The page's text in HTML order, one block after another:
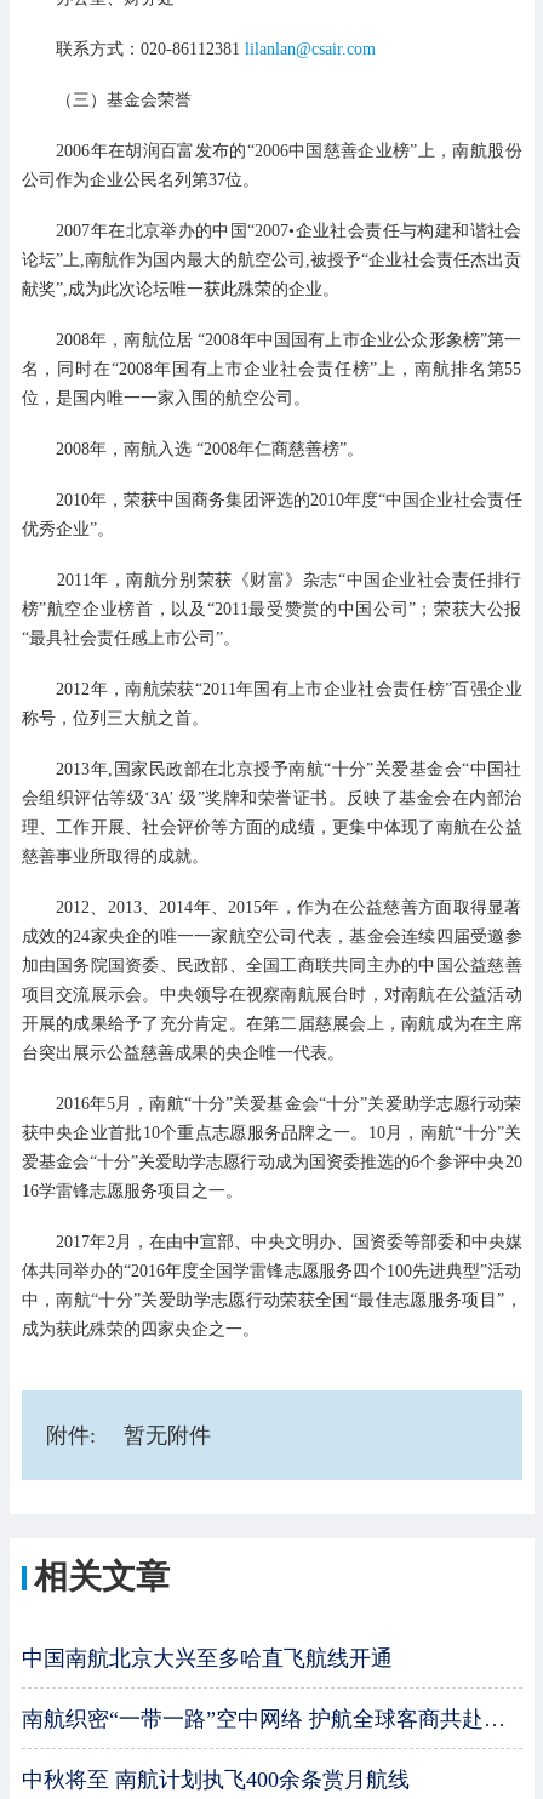
联系方式：020-86112381 lilanlan@csair.com
（三）基金会荣誉
2006年在胡润百富发布的“2006中国慈善企业榜”上，南航股份
公司作为企业公民名列第37位。
2007年在北京举办的中国“2007•企业社会责任与构建和谐社会
论坛”上,南航作为国内最大的航空公司,被授予“企业社会责任杰出贡
献奖”,成为此次论坛唯一获此殊荣的企业。
2008年，南航位居 “2008年中国国有上市企业公众形象榜”第一
名，同时在“2008年国有上市企业社会责任榜”上，南航排名第55
位，是国内唯一一家入围的航空公司。
2008年，南航入选 “2008年仁商慈善榜”。
2010年，荣获中国商务集团评选的2010年度“中国企业社会责任
优秀企业”。
2011年，南航分别荣获《财富》杂志“中国企业社会责任排行
榜”航空企业榜首，以及“2011最受赞赏的中国公司”；荣获大公报
“最具社会责任感上市公司”。
2012年，南航荣获“2011年国有上市企业社会责任榜”百强企业
称号，位列三大航之首。
2013年,国家民政部在北京授予南航“十分”关爱基金会“中国社
会组织评估等级‘3A’ 级”奖牌和荣誉证书。反映了基金会在内部治
理、工作开展、社会评价等方面的成绩，更集中体现了南航在公益
慈善事业所取得的成就。
2012、2013、2014年、2015年，作为在公益慈善方面取得显著
成效的24家央企的唯一一家航空公司代表，基金会连续四届受邀参
加由国务院国资委、民政部、全国工商联共同主办的中国公益慈善
项目交流展示会。中央领导在视察南航展台时，对南航在公益活动
开展的成果给予了充分肯定。在第二届慈展会上，南航成为在主席
台突出展示公益慈善成果的央企唯一代表。
2016年5月，南航“十分”关爱基金会“十分”关爱助学志愿行动荣
获中央企业首批10个重点志愿服务品牌之一。10月，南航“十分”关
爱基金会“十分”关爱助学志愿行动成为国资委推选的6个参评中央20
16学雷锋志愿服务项目之一。
2017年2月，在由中宣部、中央文明办、国资委等部委和中央媒
体共同举办的“2016年度全国学雷锋志愿服务四个100先进典型”活动
中，南航“十分”关爱助学志愿行动荣获全国“最佳志愿服务项目”，
成为获此殊荣的四家央企之一。
附件: 暂无附件
相关文章
中国南航北京大兴至多哈直飞航线开通
2025/10/17 17:00:01
南航织密“一带一路”空中网络 护航全球客商共赴广交盛会
2025/10/17 09:00:00
中秋将至 南航计划执飞400余条赏月航线